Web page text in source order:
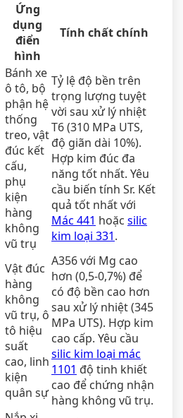
Ứng
dụng
điển
hình
Tính chất chính
Bánh xe
ô tô, bộ
phận hệ
thống
treo, vật
đúc kết
cấu,
phụ
kiện
hàng
không
vũ trụ
Tỷ lệ độ bền trên
trọng lượng tuyệt
vời sau xử lý nhiệt
T6 (310 MPa UTS,
độ giãn dài 10%).
Hợp kim đúc đa
năng tốt nhất. Yêu
cầu biến tính Sr. Kết
quả tốt nhất với
Mác 441 hoặc silic
kim loại 331.
Vật đúc
hàng
không
vũ trụ, ô
tô hiệu
suất
cao, linh
kiện
quân sự
A356 với Mg cao
hơn (0,5-0,7%) để
có độ bền cao hơn
sau xử lý nhiệt (345
MPa UTS). Hợp kim
cao cấp. Yêu cầu
silic kim loại mác
1101 độ tinh khiết
cao để chứng nhận
hàng không vũ trụ.